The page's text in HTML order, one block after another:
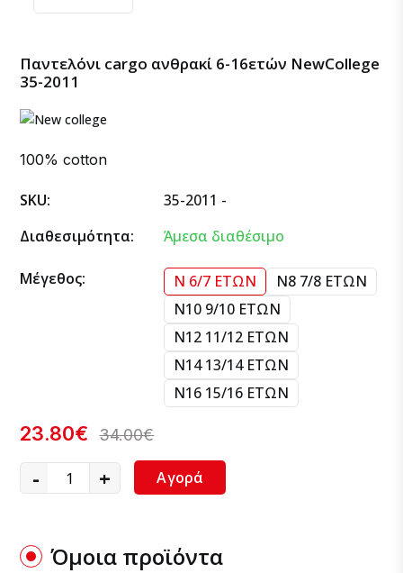
Παντελόνι cargo ανθρακί 6-16ετών NewCollege
35-2011
100% cotton
SKU:
35-2011 -
Διαθεσιμότητα:
Άμεσα διαθέσιμο
Μέγεθος: Ν 6/7 ΕΤΩΝ
Ν8 7/8 ΕΤΩΝ
Ν10 9/10 ΕΤΩΝ
Ν12 11/12 ΕΤΩΝ
Ν14 13/14 ΕΤΩΝ
Ν16 15/16 ΕΤΩΝ
23.80€ 34.00€
- + Αγορά
Όμοια προϊόντα